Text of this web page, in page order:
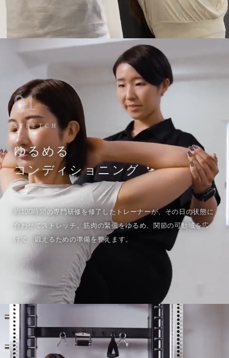
01
STRETCH
ゆるめる
コンディショニング
約100時間の専門研修を修了したトレーナーが、その日の状態に
合わせてストレッチ。筋肉の緊張をゆるめ、関節の可動域を広
げて、鍛えるための準備を整えます。